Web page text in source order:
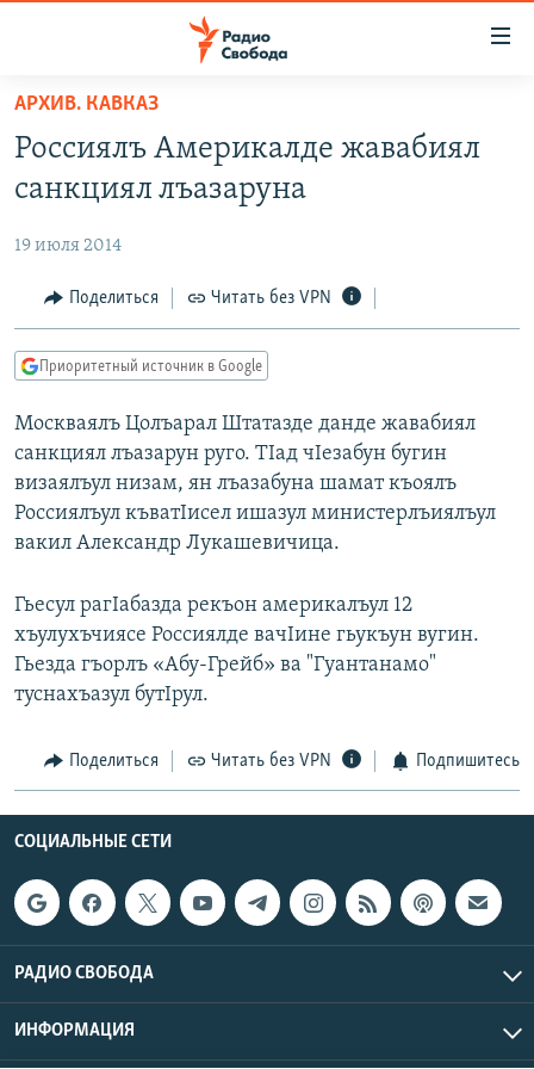
упрощенного
доступа
основному
Вернутся
главной
навигации
Вернутся
поиску
ЦИТАТЫ СВОБОДЫ
МНЕНИЯ
IDEL.РЕАЛИИ
КАВКАЗ.РЕАЛИИ
СЕВЕР.РЕАЛИИ
СИБИРЬ.РЕАЛИИ
РАСПИСАНИЕ ВЕЩАНИЯ
ПОДПИШИТЕСЬ НА РАССЫЛКУ
СОЦИАЛЬНЫЕ СЕТИ
АРХИВ. КАВКАЗ
Россиялъ Америкалде жавабиял
санкциял лъазаруна
19 июля 2014
Поделиться Читать без VPN
Приоритетный источник в Google
Москваялъ Цолъарал Штатазде данде жавабиял
санкциял лъазарун руго. ТIад чIезабун бугин
визаялъул низам, ян лъазабуна шамат къоялъ
Россиялъул къватIисел ишазул министерлъиялъул
вакил Александр Лукашевичица.
Гьесул рагIабазда рекъон америкалъул 12
хъулухъчиясе Россиялде вачIине гьукъун вугин.
Гьезда гъорлъ «Абу-Грейб» ва "Гуантанамо"
туснахъазул бутIрул.
Поделиться Читать без VPN Подпишитесь
СОЦИАЛЬНЫЕ СЕТИ
РАДИО СВОБОДА
ИНФОРМАЦИЯ